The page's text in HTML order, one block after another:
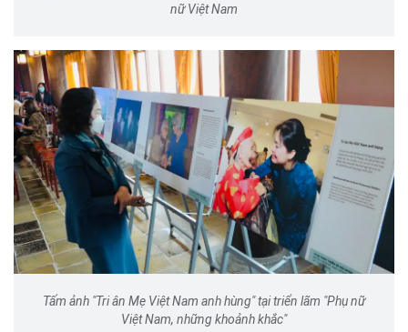
nữ Việt Nam
Tấm ảnh "Tri ân Mẹ Việt Nam anh hùng" tại triển lãm "Phụ nữ
Việt Nam, những khoảnh khắc"